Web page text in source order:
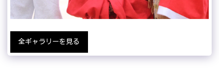
全ギャラリーを見る